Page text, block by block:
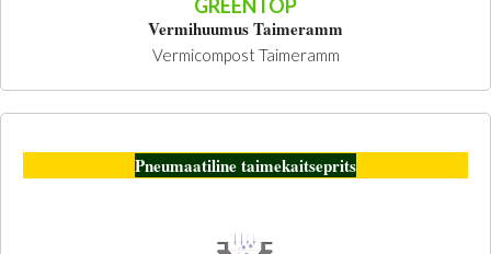
GREENTOP
Vermihuumus Taimeramm
Vermicompost Taimeramm
Pneumaatiline taimekaitseprits